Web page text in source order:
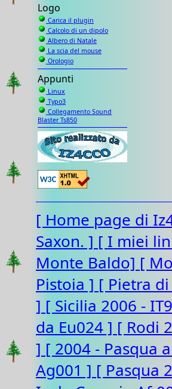
Logo
Carica il plugin
Calcolo di un dipolo
Albero di Natale
La scia del mouse
Orologio
Appunti
Linux
Typo3
Collegamento Sound
Blaster Ts850
[ Home page di
Saxon. ] [ I miei
Monte Baldo] [
Pistoia ] [ Pietra
] [ Sicilia 2006 -
da Eu024 ] [ Rodi
] [ 2004 - Pasqua
Ag001 ] [ Pasqua